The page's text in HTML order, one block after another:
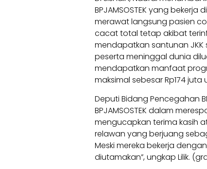
BPJAMSOSTEK yang
merawat langsung pasien
cacat total tetap akibat
mendapatkan santunan JKK
peserta meninggal dunia
mendapatkan manfaat
maksimal sebesar Rp174 juta
Deputi Bidang Pencegahan
BPJAMSOSTEK dalam
mengucapkan terima kasih
relawan yang berjuang
Meski mereka bekerja
diutamakan”, ungkap Lilik.